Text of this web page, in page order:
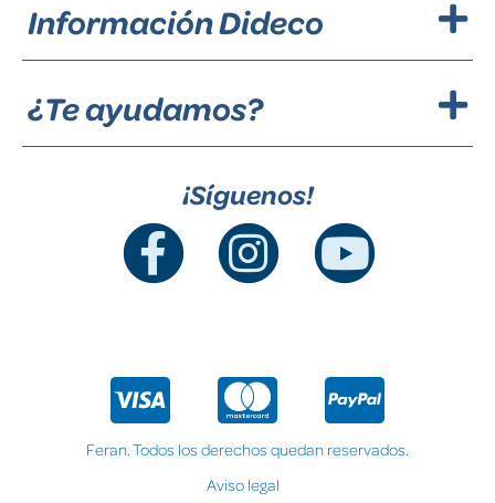
Información Dideco
¿Te ayudamos?
¡Síguenos!
Feran. Todos los derechos quedan reservados.
Aviso legal